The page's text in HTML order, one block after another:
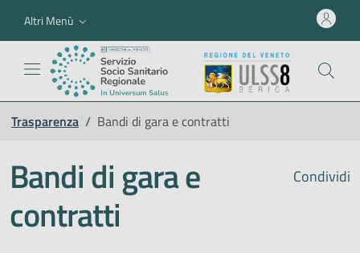
Altri Menù
Trasparenza / Bandi di gara e contratti
Condividi
Bandi di gara e
contratti